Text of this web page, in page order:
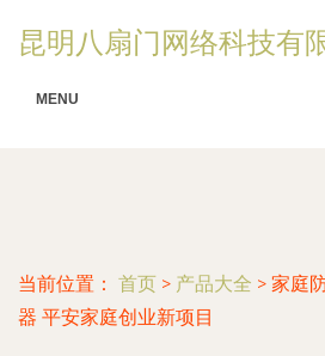
昆明八扇门网络科技有
MENU
当前位置： 首页 > 产品大全 > 家庭
器 平安家庭创业新项目